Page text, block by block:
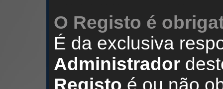
O Registo é
É da exclusiva
Administrador
Registo é ou não